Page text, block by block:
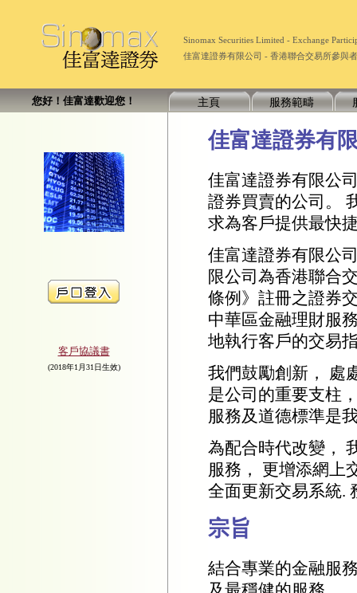
Sinomax Securities Limited - Exchange
佳富達證券有限公司 - 香港聯合交易所參與
您好！佳富達歡迎您！ 主頁 服務範疇
客戶協議書
(2018年1月31日生效)